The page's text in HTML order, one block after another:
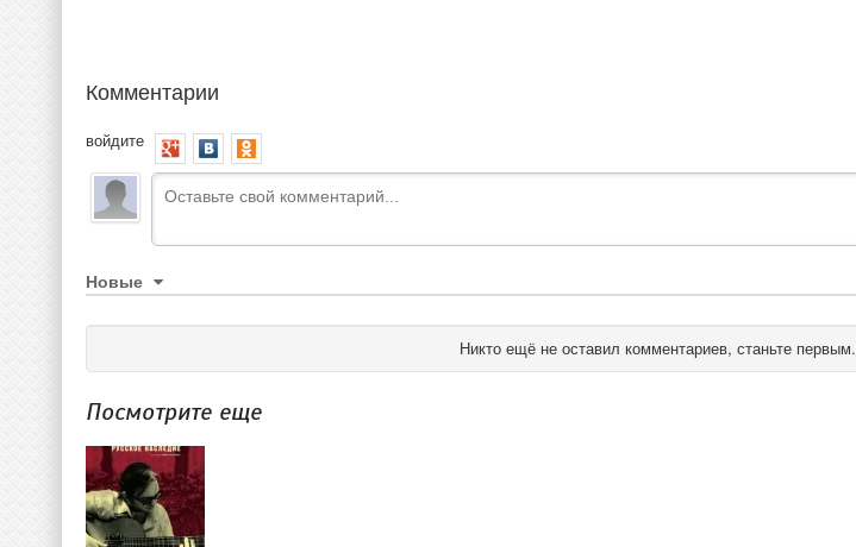
Комментарии
войдите
Новые
Никто ещё не оставил комментариев, станьте первым.
Посмотрите еще